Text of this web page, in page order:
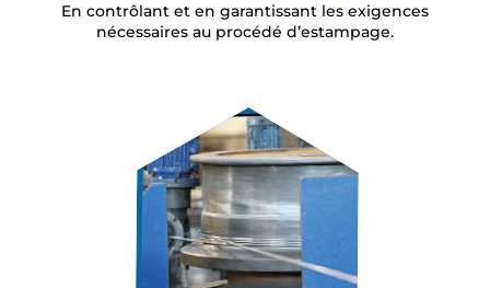
En contrôlant et en garantissant les exigences
nécessaires au procédé d’estampage.